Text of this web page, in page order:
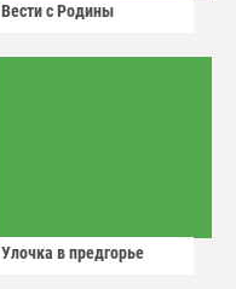
Вести с Родины
Улочка в предгорье